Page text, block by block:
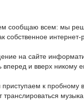
сообщаю всем: мы
собственное интернет-
на сайте
вперед и вверх никому
приступаем к пробному
транслироваться